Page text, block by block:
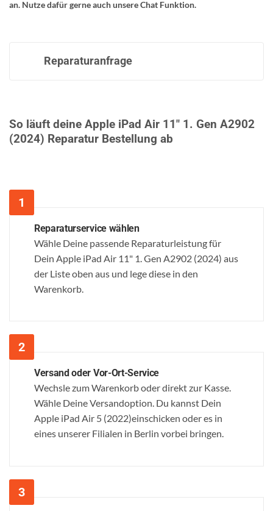
an. Nutze dafür gerne auch unsere Chat Funktion.
Reparaturanfrage
So läuft deine Apple iPad Air 11" 1. Gen A2902
(2024) Reparatur Bestellung ab
Reparaturservice wählen
Wähle Deine passende Reparaturleistung für
Dein Apple iPad Air 11" 1. Gen A2902 (2024) aus
der Liste oben aus und lege diese in den
Warenkorb.
Versand oder Vor-Ort-Service
Wechsle zum Warenkorb oder direkt zur Kasse.
Wähle Deine Versandoption. Du kannst Dein
Apple iPad Air 5 (2022)einschicken oder es in
eines unserer Filialen in Berlin vorbei bringen.